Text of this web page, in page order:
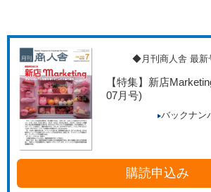
◆月刊商人舎 最
【特集】新店
07月号)
バックナン
購読申込み